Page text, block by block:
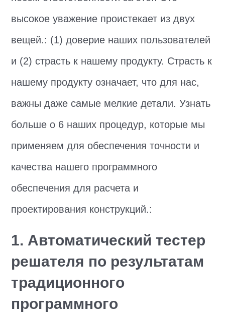
высокое уважение проистекает из двух
вещей.: (1) доверие наших пользователей
и (2) страсть к нашему продукту. Страсть к
нашему продукту означает, что для нас,
важны даже самые мелкие детали. Узнать
больше о 6 наших процедур, которые мы
применяем для обеспечения точности и
качества нашего программного
обеспечения для расчета и
проектирования конструкций.:
1. Автоматический тестер
решателя по результатам
традиционного
программного